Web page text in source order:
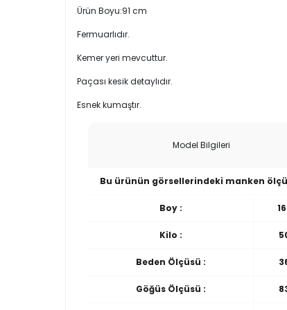
Ürün Boyu:91 cm
Fermuarlıdır.
Kemer yeri mevcuttur.
Paçası kesik detaylıdır.
Esnek kumaştır.
Model Bilgileri
Bu ürünün görsellerindeki manken
Boy :
Kilo :
Beden Ölçüsü :
Göğüs Ölçüsü :